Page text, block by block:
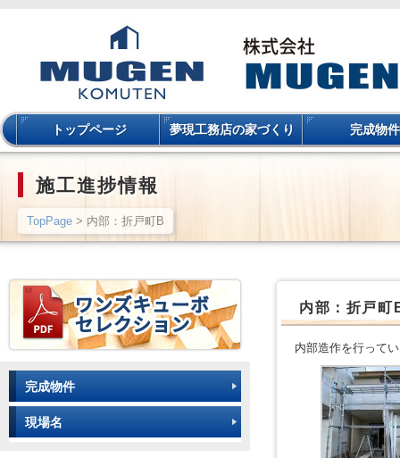
トップページ 夢現工務店の家づくり 完成物件
施工進捗情報
TopPage > 内部：折戸町B
内部：折戸町
内部造作を行って
完成物件
現場名